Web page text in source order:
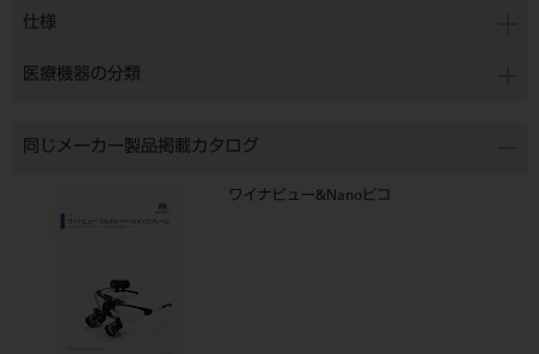
仕様
医療機器の分類
同じメーカー製品掲載カタログ
ワイナビュー&Nanoピコ